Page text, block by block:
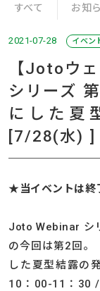
すべて お知
2021-07-28 イベン
【Jotoウ
シリーズ
にした夏
[7/28(水) ]
★当イベントは終
Joto Webinar シ
の今回は第2回。
した夏型結露の
10：00-11：30